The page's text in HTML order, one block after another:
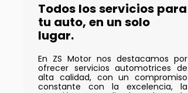
Todos los servicios para
tu auto, en un solo
lugar.
En ZS Motor nos destacamos por
ofrecer servicios automotrices de
alta calidad, con un compromiso
constante con la excelencia, la